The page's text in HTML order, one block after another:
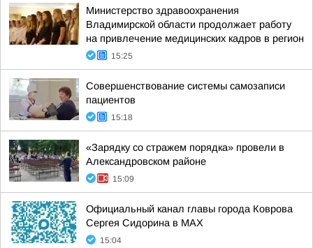
Министерство здравоохранения
Владимирской области продолжает работу
на привлечение медицинских кадров в регион
15:25
Совершенствование системы самозаписи
пациентов
15:18
«Зарядку со стражем порядка» провели в
Александровском районе
15:09
Официальный канал главы города Коврова
Сергея Сидорина в МАХ
15:04